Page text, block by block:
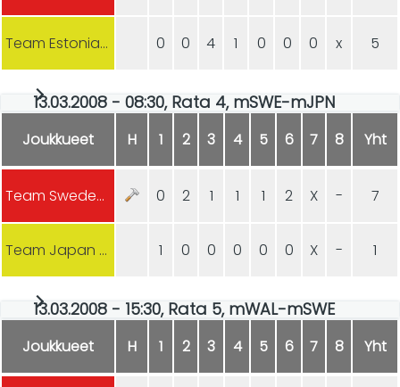
Team Estonia (m) 0 0 4 1 0 0 0 x 5
13.03.2008 - 08:30, Rata 4, mSWE-mJPN
Joukkueet H 1 2 3 4 5 6 7 8 Yht
Team Sweden (m) 0 2 1 1 1 2 X - 7
Team Japan (m) 1 0 0 0 0 0 X - 1
13.03.2008 - 15:30, Rata 5, mWAL-mSWE
Joukkueet H 1 2 3 4 5 6 7 8 Yht